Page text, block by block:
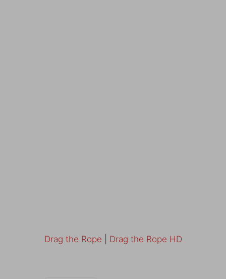
Drag the Rope Drag the Rope HD